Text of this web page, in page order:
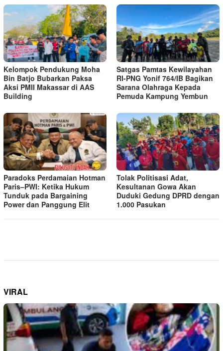
Kelompok Pendukung Moha
Bin Batjo Bubarkan Paksa
Aksi PMII Makassar di AAS
Building
Satgas Pamtas Kewilayahan
RI-PNG Yonif 764/IB Bagikan
Sarana Olahraga Kepada
Pemuda Kampung Yembun
Paradoks Perdamaian Hotman
Paris–PWI: Ketika Hukum
Tunduk pada Bargaining
Power dan Panggung Elit
Tolak Politisasi Adat,
Kesultanan Gowa Akan
Duduki Gedung DPRD dengan
1.000 Pasukan
VIRAL